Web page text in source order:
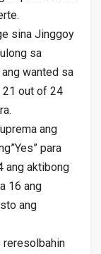
sina Jinggoy
sa
wanted sa
21 out of 24
ang
para
ang aktibong
16 ang
ang
reresolbahin